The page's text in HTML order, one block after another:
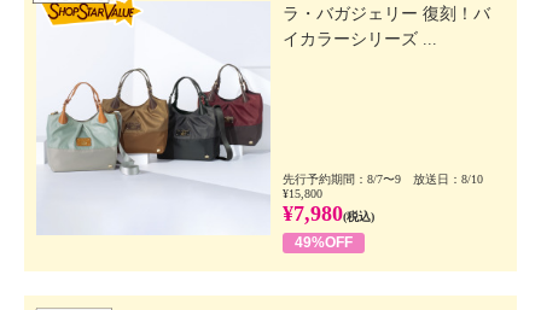
ラ・バガジェリー 復刻！バ
イカラーシリーズ ...
先行予約期間：8/7〜9 放送日：8/10
¥15,800
¥7,980(税込)
49%OFF